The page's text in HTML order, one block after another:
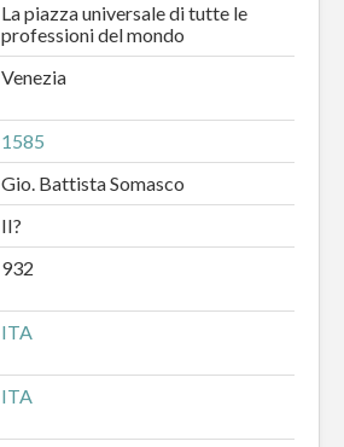
ESSAYS
LIBRI
CATALOGO
La piazza universale di tutte le
professioni del mondo
Venezia
1585
Gio. Battista Somasco
II?
932
ITA
ITA